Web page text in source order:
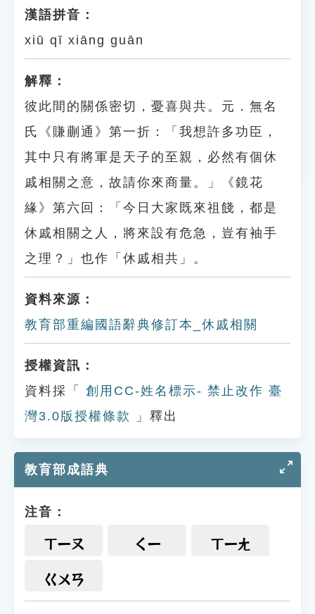
漢語拼音：
xiū qī xiāng guān
解釋：
彼此間的關係密切，憂喜與共。元．無名
氏《賺蒯通》第一折：「我想許多功臣，
其中只有將軍是天子的至親，必然有個休
戚相關之意，故請你來商量。」《鏡花
緣》第六回：「今日大家既來祖餞，都是
休戚相關之人，將來設有危急，豈有袖手
之理？」也作「休戚相共」。
資料來源：
教育部重編國語辭典修訂本_休戚相關
授權資訊：
資料採「
創用CC-姓名標示- 禁止改作 臺
灣3.0版授權條款
」釋出
教育部成語典
注音：
ㄒㄧㄡ ㄑㄧ ㄒㄧㄤ
ㄍㄨㄢ